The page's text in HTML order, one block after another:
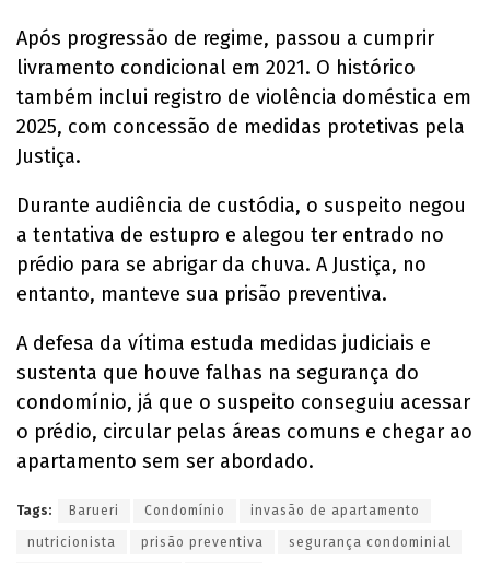
Após progressão de regime, passou a cumprir
livramento condicional em 2021. O histórico
também inclui registro de violência doméstica em
2025, com concessão de medidas protetivas pela
Justiça.
Durante audiência de custódia, o suspeito negou
a tentativa de estupro e alegou ter entrado no
prédio para se abrigar da chuva. A Justiça, no
entanto, manteve sua prisão preventiva.
A defesa da vítima estuda medidas judiciais e
sustenta que houve falhas na segurança do
condomínio, já que o suspeito conseguiu acessar
o prédio, circular pelas áreas comuns e chegar ao
apartamento sem ser abordado.
Tags: Barueri Condomínio invasão de apartamento
nutricionista prisão preventiva segurança condominial